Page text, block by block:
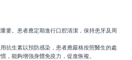
。患者應定期進行口腔清潔，保持患牙及周
生素以預防感染，患者應嚴格按照醫生的處
，能夠增強身體免疫力，促進恢複。